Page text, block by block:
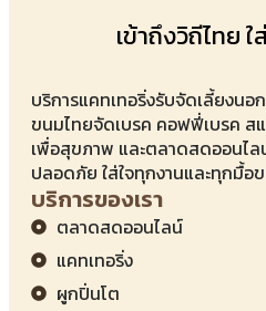
เข้าถึงวิถีไทย
บริการแคทเทอริ่งรับจัดเลี้ยงน
ขนมไทยจัดเบรค คอฟฟี่เบรค ส
เพื่อสุขภาพ และตลาดสดออนไ
ปลอดภัย ใส่ใจทุกงานและทุกมื้อ
บริการของเรา
ตลาดสดออนไลน์
แคทเทอริ่ง
ผูกปิ่นโต